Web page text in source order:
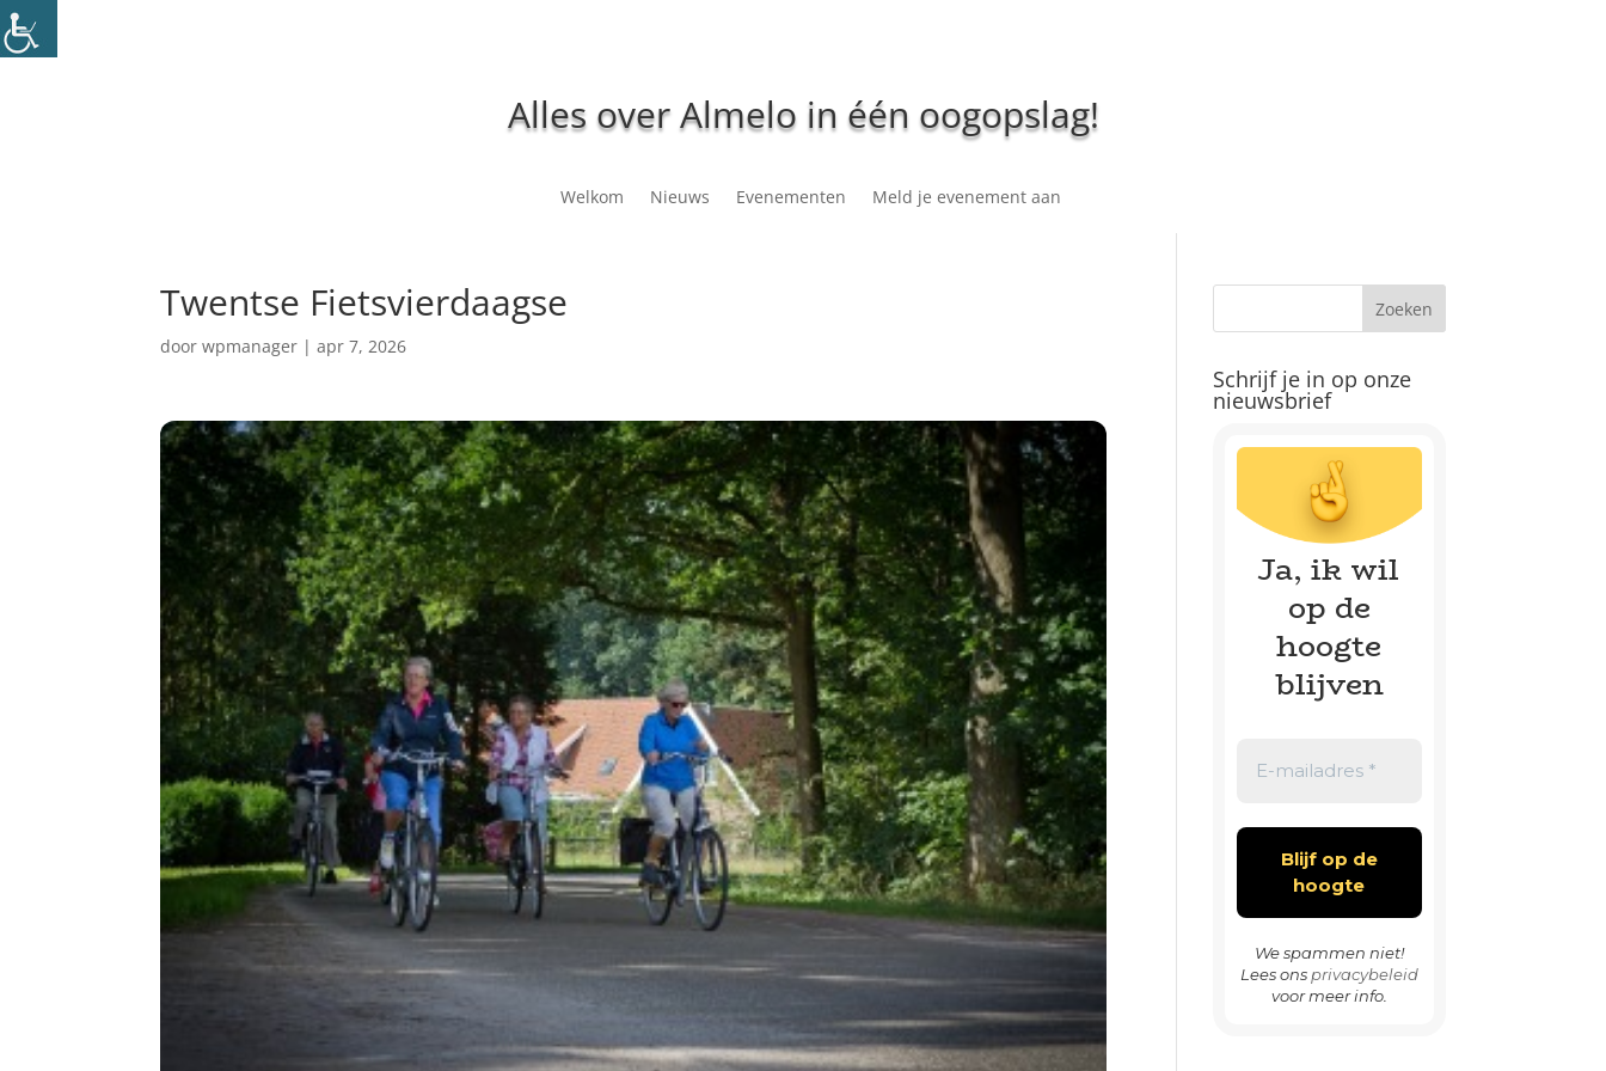
Alles over Almelo in één oogopslag!
Welkom Nieuws Evenementen Meld je evenement aan
Twentse Fietsvierdaagse
doorwpmanager |apr 7, 2026
Schrijf je in op onze
nieuwsbrief
Ja, ik wil
op de
hoogte
blijven
We spammen niet!
Lees ons privacybeleid
voor meer info.